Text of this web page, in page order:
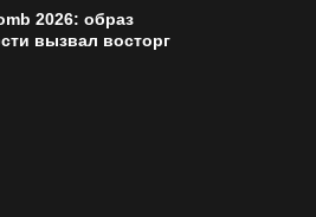
2026: образ
вызвал восторг